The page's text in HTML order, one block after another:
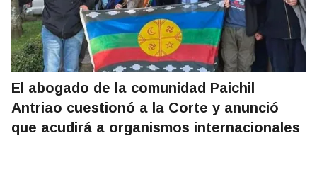
El abogado de la comunidad Paichil
Antriao cuestionó a la Corte y anunció
que acudirá a organismos internacionales